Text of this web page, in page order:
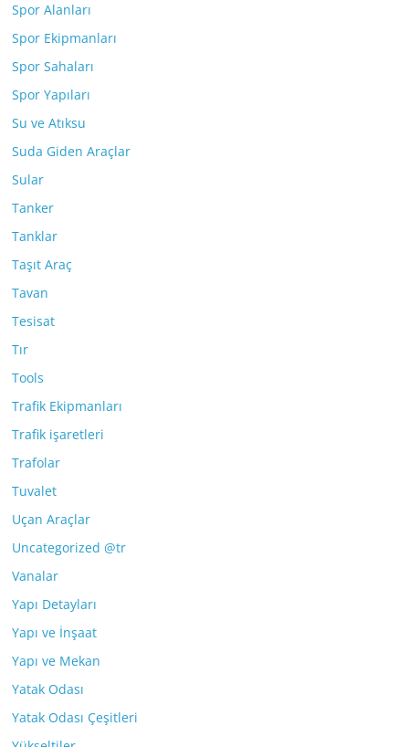
Spor Alanları
Spor Ekipmanları
Spor Sahaları
Spor Yapıları
Su ve Atıksu
Suda Giden Araçlar
Sular
Tanker
Tanklar
Taşıt Araç
Tavan
Tesisat
Tır
Tools
Trafik Ekipmanları
Trafik işaretleri
Trafolar
Tuvalet
Uçan Araçlar
Uncategorized @tr
Vanalar
Yapı Detayları
Yapı ve İnşaat
Yapı ve Mekan
Yatak Odası
Yatak Odası Çeşitleri